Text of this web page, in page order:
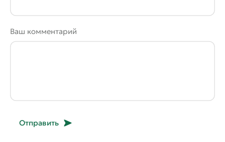
Ваш комментарий
Отправить